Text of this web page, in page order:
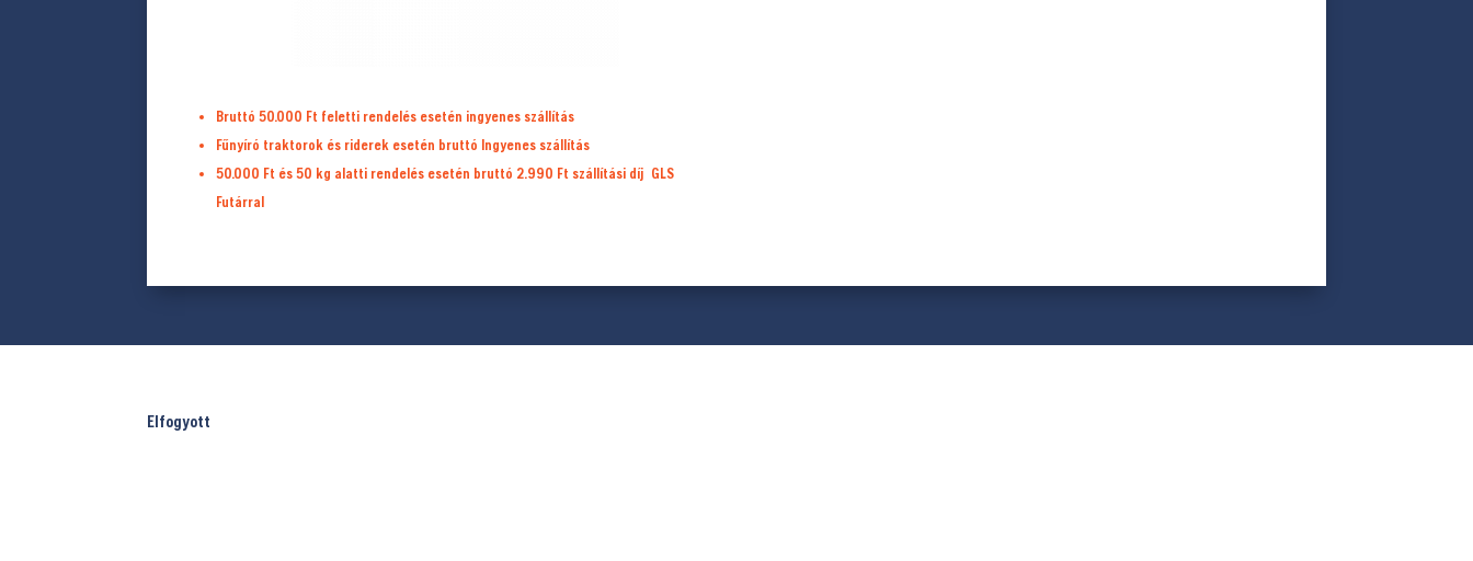
Bruttó 50.000 Ft feletti rendelés esetén ingyenes szállítás
Fűnyíró traktorok és riderek esetén bruttó Ingyenes szállítás
50.000 Ft és 50 kg alatti rendelés esetén bruttó 2.990 Ft szállítási díj GLS
Futárral
Elfogyott